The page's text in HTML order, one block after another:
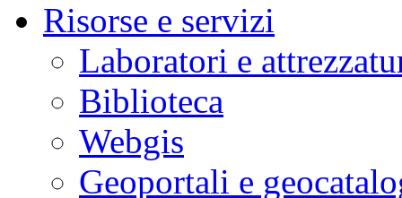
Risorse e servizi
Laboratori e
Biblioteca
Webgis
Geoportali e